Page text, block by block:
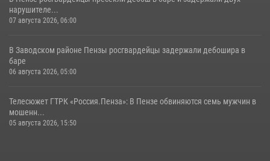
нарушителе...
07 августа 2026, 06:00
В Заводском районе Пензы росгвардейцы задержали дебошира в
баре
06 августа 2026, 05:00
Телесюжет ГТРК «Россия.Пенза»: В Пензе обвиняются семь мужчин в
мошенн...
05 августа 2026, 15:50